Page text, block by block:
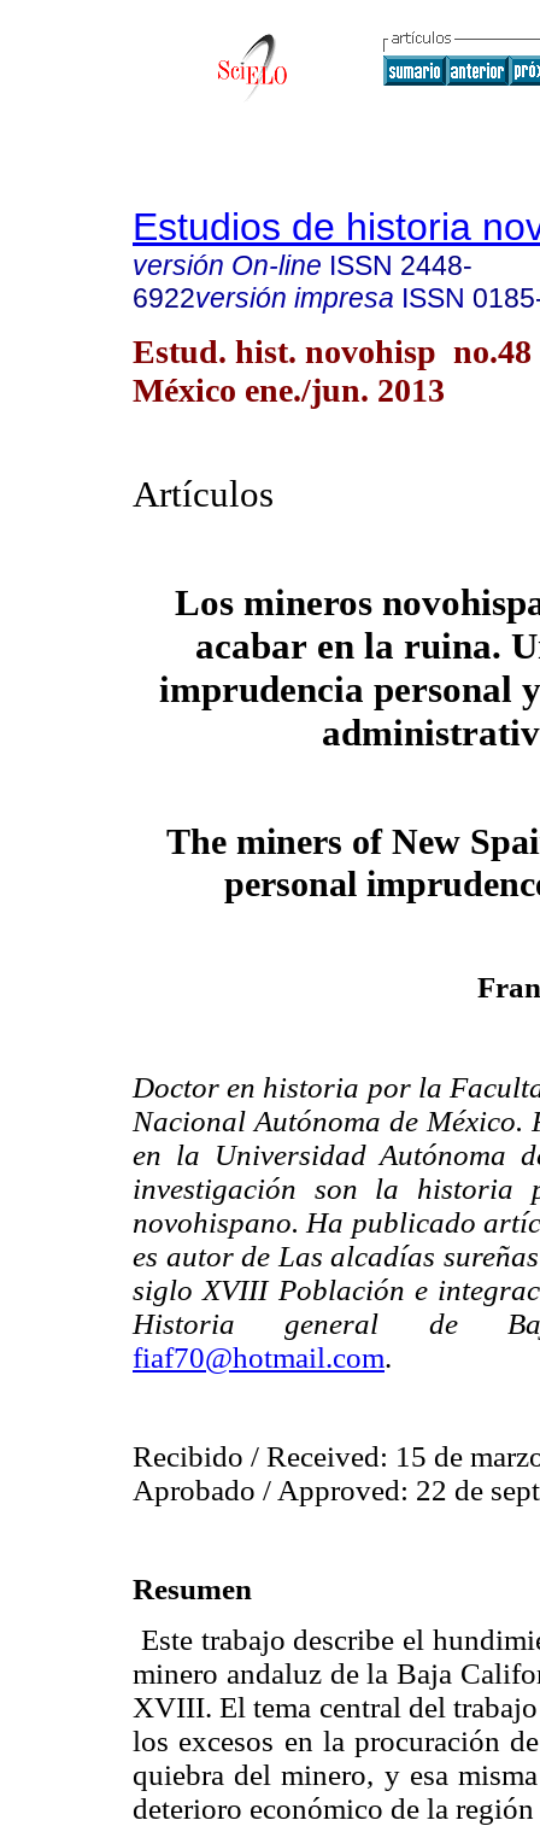
Estudios de historia
versión On-line ISSN 2448-
6922versión impresa ISSN
Estud. hist. novohisp
México ene./jun. 2013
Artículos
Los mineros
acabar en la ruina.
imprudencia personal
The miners of New
personal
Doctor en historia por la
Nacional Autónoma de México.
en la Universidad Autónoma
investigación son la historia
novohispano. Ha publicado
es autor de Las alcadías
siglo XVIII Población e
Historia general de
fiaf70@hotmail.com.
Recibido / Received: 15 de
Aprobado / Approved: 22 de
Resumen
Este trabajo describe el
minero andaluz de la Baja
XVIII. El tema central del
los excesos en la procuración
quiebra del minero, y esa
deterioro económico de la